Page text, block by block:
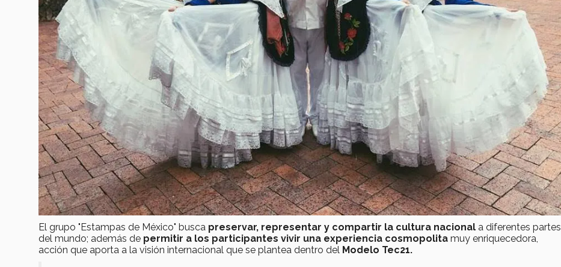
El grupo "Estampas de México" busca preservar, representar y compartir la cultura nacional a diferentes partes
del mundo; además de permitir a los participantes vivir una experiencia cosmopolita muy enriquecedora,
acción que aporta a la visión internacional que se plantea dentro del Modelo Tec21.